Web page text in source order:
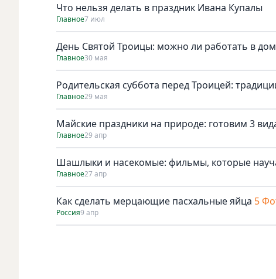
Что нельзя делать в праздник Ивана Купалы
Главное7 июл
День Святой Троицы: можно ли работать в
Главное30 мая
Родительская суббота перед Троицей:
Главное29 мая
Майские праздники на природе: готовим 3
Главное29 апр
Шашлыки и насекомые: фильмы, которые
Главное27 апр
Как сделать мерцающие пасхальные яйца 5
Россия9 апр